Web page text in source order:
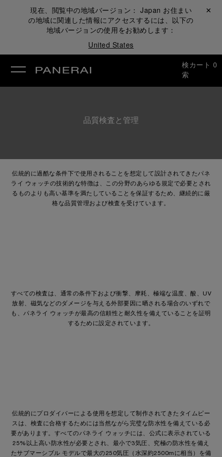
現在、閲覧中の地域バージョン： Japan お住まい
の地域に関連した情報にアクセスするには、以下の
地域バージョンの使用をお勧めします：
United States
閉じる ✕
検
索
カート 0
品質検査と管理
伝統的に過酷な条件下で使用されることを想定して設計されてきたパネ
ライ ウォッチの技術的な特徴は、この分野のあらゆる規定で必要とされ
るものよりも高い基準を満たしていることを保証するため、継続的に厳
格な品質管理および検査を受けています。
すべての検査は、通常の条件下および衝撃、摩耗、極端な温度、酸、UV
放射、磁気などのダメージを与える外部要因に晒される場合のいずれで
も、パネライ ウォッチが最高の信頼性と耐久性を備えていることを証明
するために設定されています。
伝統的にプロダイバーによる使用を想定して制作されてきたタイムピー
スは、検査に合格するためには当然ながら完璧な防水性を備えている必
要があります。すべてのパネライ ウォッチには、公式に表示されている
25%以上高い防水性が必要とされ、最小で3気圧、究極の防水性を備え
たサブマーシブル モデルで最大の250気圧（水深約2500mに相当）を備